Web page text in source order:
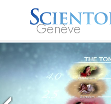
Genève
L. Ron Hubbard
Qu’est-ce que la